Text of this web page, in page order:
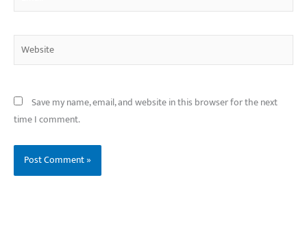
Website
Save my name, email, and website in this browser for the next
time I comment.